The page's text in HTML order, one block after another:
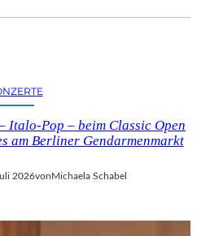
Italo-Pop – beim Classic Open
am Berliner Gendarmenmarkt
2026von Michaela Schabel